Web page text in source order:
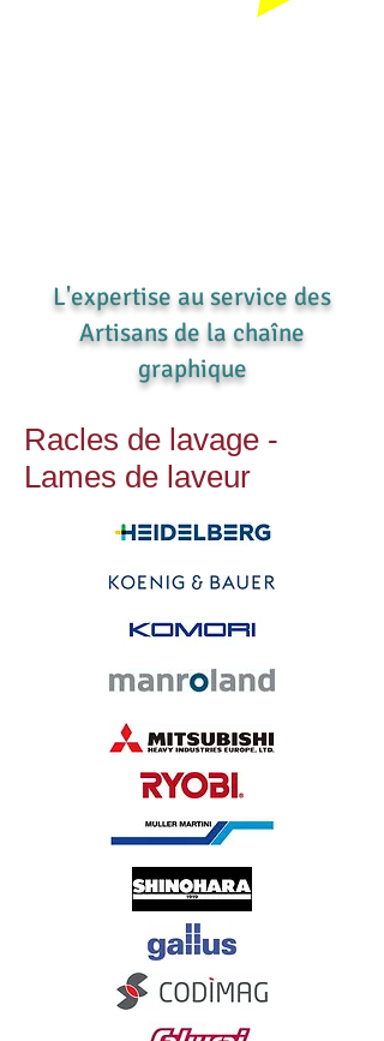
L'expertise au service des
Artisans de la chaîne
graphique
Racles de lavage -
Lames de laveur